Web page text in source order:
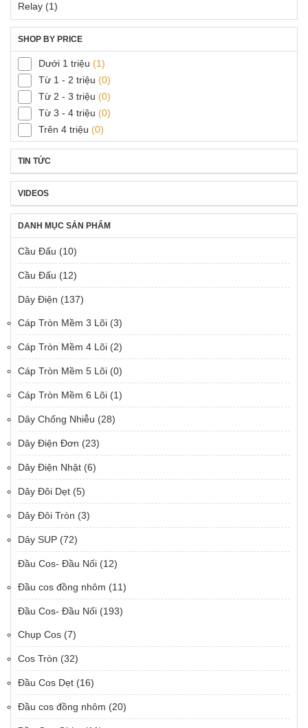
Relay (1)
SHOP BY PRICE
Dưới 1 triệu (1)
Từ 1 - 2 triệu (0)
Từ 2 - 3 triệu (0)
Từ 3 - 4 triệu (0)
Trên 4 triệu (0)
TIN TỨC
VIDEOS
DANH MỤC SẢN PHẨM
Cầu Đấu (10)
Cầu Đấu (12)
Dây Điện (137)
Cáp Tròn Mềm 3 Lõi (3)
Cáp Tròn Mềm 4 Lõi (2)
Cáp Tròn Mềm 5 Lõi (0)
Cáp Tròn Mềm 6 Lõi (1)
Dây Chống Nhiễu (28)
Dây Điện Đơn (23)
Dây Điện Nhật (6)
Dây Đôi Dẹt (5)
Dây Đôi Tròn (3)
Dây SUP (72)
Đầu Cos- Đầu Nối (12)
Đầu cos đồng nhôm (11)
Đầu Cos- Đầu Nối (193)
Chụp Cos (7)
Cos Tròn (32)
Đầu Cos Dẹt (16)
Đầu cos đồng nhôm (20)